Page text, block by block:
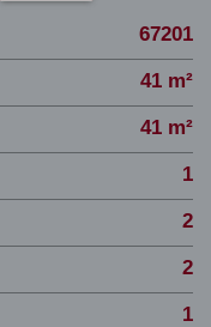
67201
41 m²
41 m²
1
2
2
1